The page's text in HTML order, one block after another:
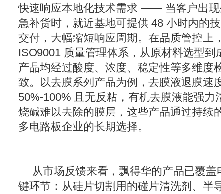
快速响应本地化技术需求 —— 当客户出现
急补货时，就近基地可提供 48 小时内的
交付，大幅缩短响应周期。在品质管控上
ISO9001 质量管理体系，从原材料选型到
产品均经过酸度、浓度、稳定性等多维度
致。以去膜系列产品为例，去膜液退膜速
50%-100% 且无反粘，有机去膜液能强力
烧碱难以去除的膜层，这些产品通过持续
多电路板企业的长期选择。
从市场反馈来看，飘得华的产品已覆
键环节：从硅片切割用的碰片清洗剂、半